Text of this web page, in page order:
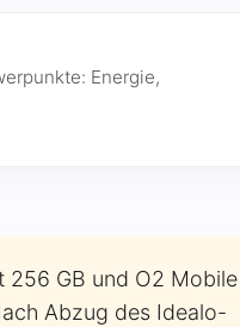
Energie,
256 GB und O2 Mobile
Abzug des Idealo-